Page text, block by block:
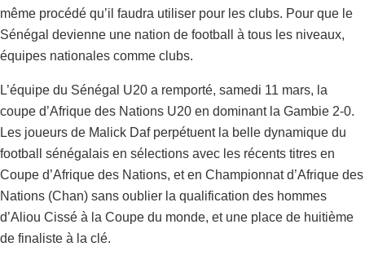
même procédé qu’il faudra utiliser pour les clubs. Pour que le
Sénégal devienne une nation de football à tous les niveaux,
équipes nationales comme clubs.
L’équipe du Sénégal U20 a remporté, samedi 11 mars, la
coupe d’Afrique des Nations U20 en dominant la Gambie 2-0.
Les joueurs de Malick Daf perpétuent la belle dynamique du
football sénégalais en sélections avec les récents titres en
Coupe d’Afrique des Nations, et en Championnat d’Afrique des
Nations (Chan) sans oublier la qualification des hommes
d’Aliou Cissé à la Coupe du monde, et une place de huitième
de finaliste à la clé.